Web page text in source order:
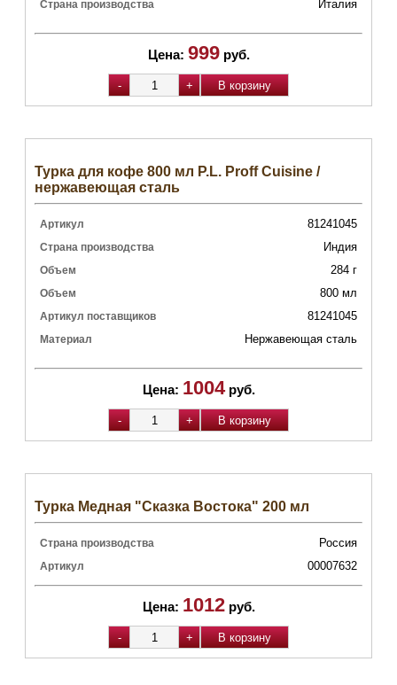
Страна производства Италия
Цена: 999 руб.
Турка для кофе 800 мл P.L. Proff Cuisine /
нержавеющая сталь
Артикул 81241045
Страна производства Индия
Объем 284 г
Объем 800 мл
Артикул поставщиков 81241045
Материал Нержавеющая сталь
Цена: 1004 руб.
Турка Медная "Сказка Востока" 200 мл
Страна производства Россия
Артикул 00007632
Цена: 1012 руб.